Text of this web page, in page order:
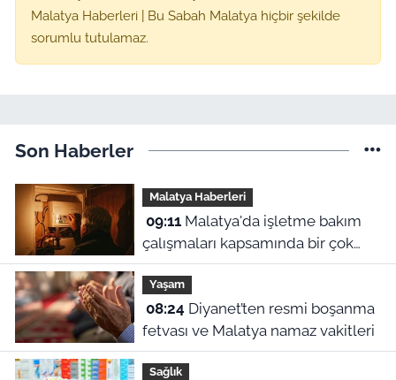
Malatya Haberleri | Bu Sabah Malatya hiçbir şekilde
sorumlu tutulamaz.
Son Haberler
Malatya Haberleri
09:11Malatya'da işletme bakım
çalışmaları kapsamında bir çok
ilçede planlı elektrik kesintileri
uygulanacak. Kesintilerin yap
Yaşam
08:24
fetvası ve Malatya namaz vakitleri
Sağlık